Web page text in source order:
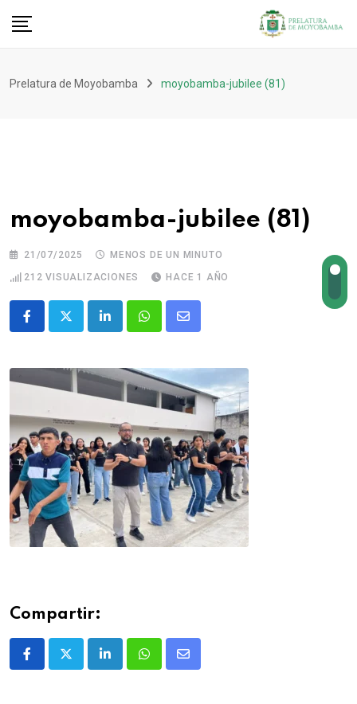
Prelatura de Moyobamba moyobamba-jubilee (81)
moyobamba-jubilee (81)
21/07/2025
MENOS DE UN MINUTO
212 VISUALIZACIONES HACE 1 AÑO
Compartir: